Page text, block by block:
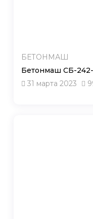
БЕТОНМАШ
Бетонмаш СБ-
31 марта 2023